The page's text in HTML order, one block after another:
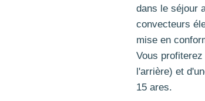
dans le séjour
convecteurs
mise en
Vous
l'arrière) et
15 ares.